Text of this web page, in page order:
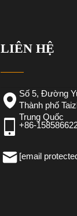
LIÊN HỆ
Số 5, Đường
Thành phố
Trung Quốc
+86-
[email